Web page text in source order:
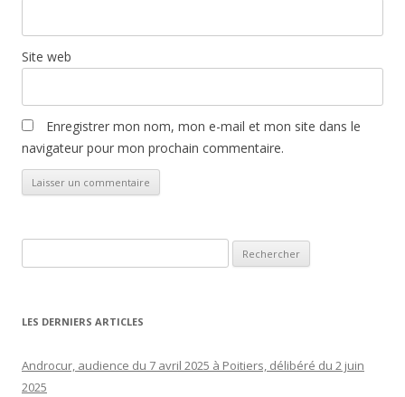
Site web
Enregistrer mon nom, mon e-mail et mon site dans le
navigateur pour mon prochain commentaire.
LES DERNIERS ARTICLES
Androcur, audience du 7 avril 2025 à Poitiers, délibéré du 2 juin
2025